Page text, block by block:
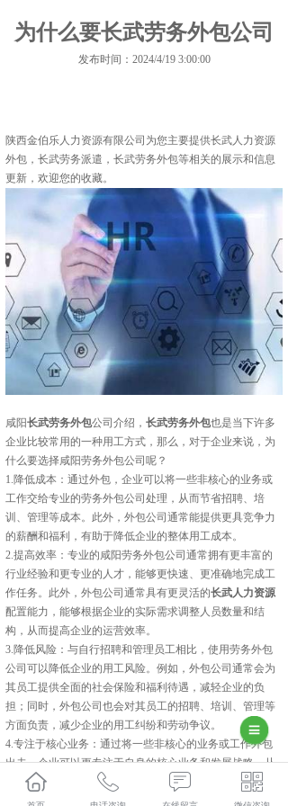
为什么要长武劳务外包公司
发布时间：2024/4/19 3:00:00
陕西金伯乐人力资源有限公司为您主要提供长武人力资源
外包 ，长武劳务派遣，长武劳务外包等相关的展示和信息
更新，欢迎您的收藏。
咸阳长武劳务外包公司介绍，长武劳务外包也是当下许多
企业比较常用的一种用工方式，那么，对于企业来说，为
什么要选择咸阳劳务外包公司呢？
1.降低成本：通过外包，企业可以将一些非核心的业务或
工作交给专业的劳务外包公司处理，从而节省招聘、培
训、管理等成本。此外，外包公司通常能提供更具竞争力
的薪酬和福利，有助于降低企业的整体用工成本。
2.提高效率：专业的咸阳劳务外包公司通常拥有更丰富的
行业经验和更专业的人才，能够更快速、更准确地完成工
作任务。此外，外包公司通常具有更灵活的长武人力资源
配置能力，能够根据企业的实际需求调整人员数量和结
构，从而提高企业的运营效率。
3.降低风险：与自行招聘和管理员工相比，使用劳务外包
公司可以降低企业的用工风险。例如，外包公司通常会为
其员工提供全面的社会保险和福利待遇，减轻企业的负
担；同时，外包公司也会对其员工的招聘、培训、管理等
方面负责，减少企业的用工纠纷和劳动争议。
4.专注于核心业务：通过将一些非核心的业务或工作外包
出去，企业可以更专注于自身的核心业务和发展战略，从
而提高企业的核心竞争力。
长武人力资源外包多少钱？长武劳务派遣报价？长武劳务